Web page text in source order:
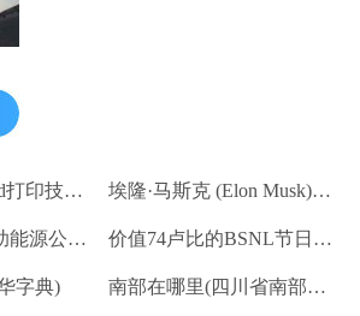
NASA着眼于3d打印技术以降低重型火箭的动力成本 埃隆·马斯克 (Elon Musk) 的SpaceX将通过周五的火箭发射来达到创纪录的一年
区块链技术帮助能源公司管理电网系统 价值74卢比的BSNL节日组合优惠券: 每天获取1GB数据，2018年1月1日
字典) 南部在哪里(四川省南部县古郡)